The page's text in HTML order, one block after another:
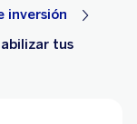
inversión
tus